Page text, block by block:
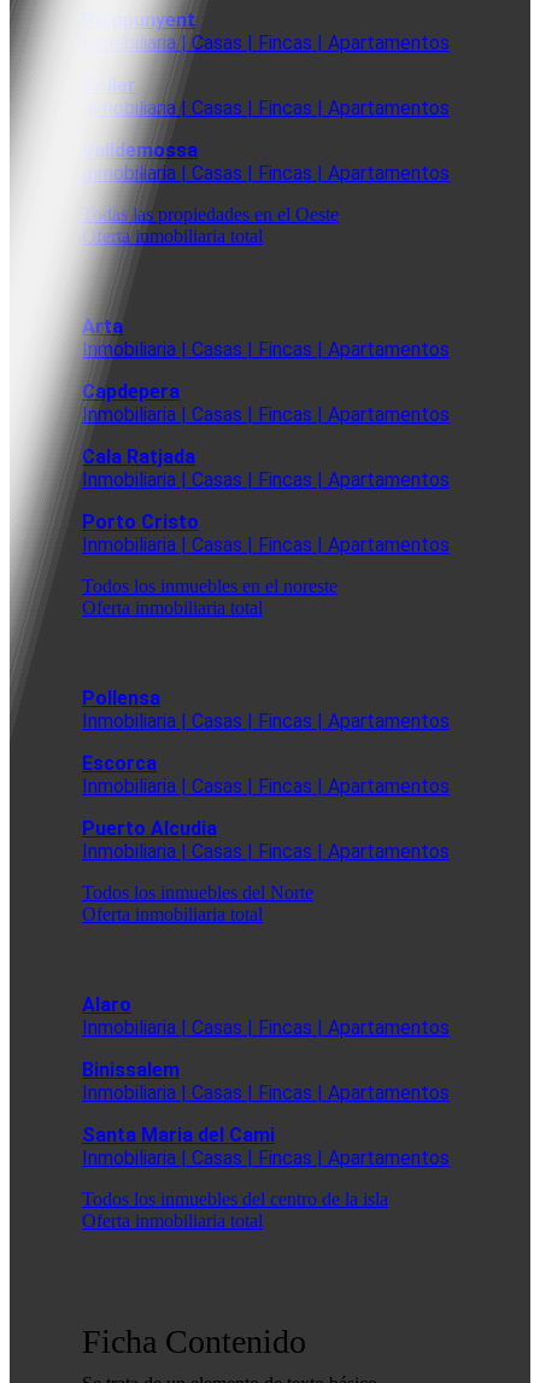
Puigpunyent
Inmobiliaria | Casas | Fincas | Apartamentos
Soller
Inmobiliaria | Casas | Fincas | Apartamentos
Valldemossa
Inmobiliaria | Casas | Fincas | Apartamentos
Todas las propiedades en el Oeste
Oferta inmobiliaria total
Arta
Inmobiliaria | Casas | Fincas | Apartamentos
Capdepera
Inmobiliaria | Casas | Fincas | Apartamentos
Cala Ratjada
Inmobiliaria | Casas | Fincas | Apartamentos
Porto Cristo
Inmobiliaria | Casas | Fincas | Apartamentos
Todos los inmuebles en el noreste
Oferta inmobiliaria total
Pollensa
Inmobiliaria | Casas | Fincas | Apartamentos
Escorca
Inmobiliaria | Casas | Fincas | Apartamentos
Puerto Alcudia
Inmobiliaria | Casas | Fincas | Apartamentos
Todos los inmuebles del Norte
Oferta inmobiliaria total
Alaro
Inmobiliaria | Casas | Fincas | Apartamentos
Binissalem
Inmobiliaria | Casas | Fincas | Apartamentos
Santa Maria del Cami
Inmobiliaria | Casas | Fincas | Apartamentos
Todos los inmuebles del centro de la isla
Oferta inmobiliaria total
Ficha Contenido